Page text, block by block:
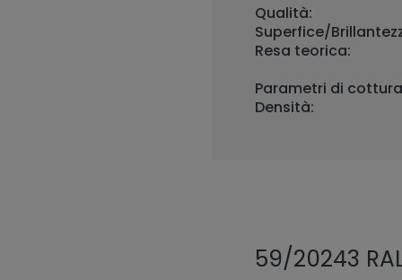
Qualità:
Superfice/
Resa teorica:
Parametri di
Densità:
59/20243